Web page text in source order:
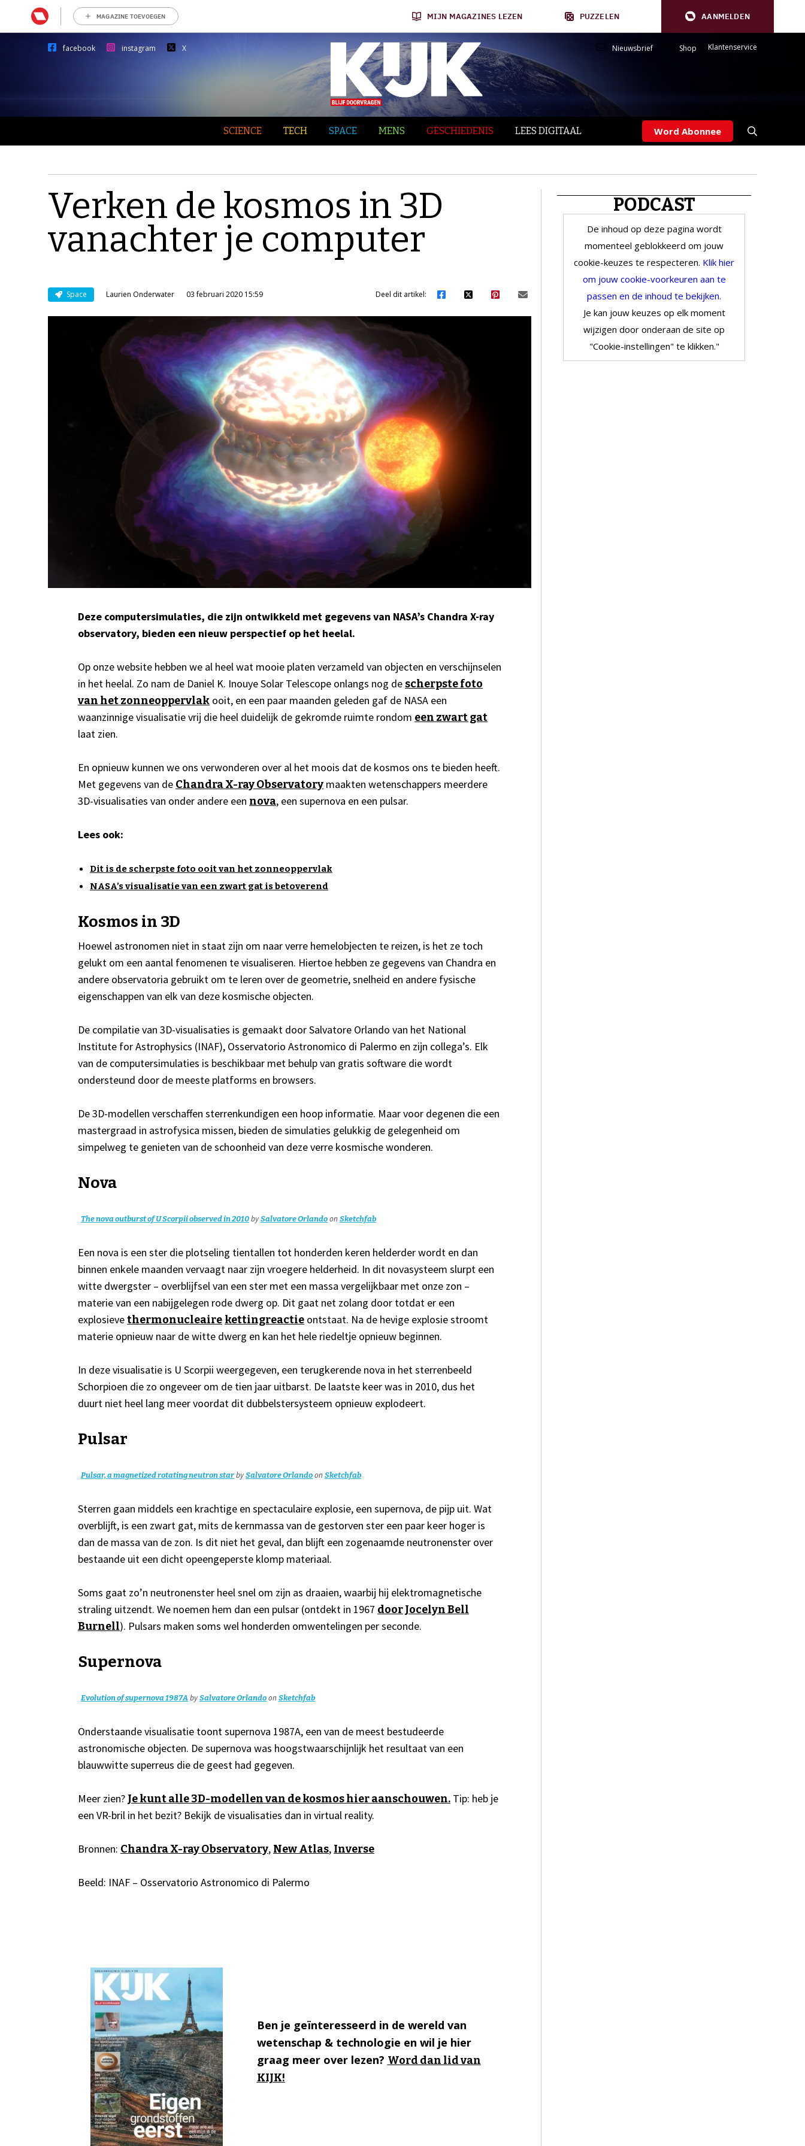
MAGAZINE TOEVOEGEN MIJN MAGAZINES LEZEN PUZZELEN AANMELDEN
facebook instagram X Nieuwsbrief Shop Klantenservice
SCIENCE TECH SPACE MENS GESCHIEDENIS LEES DIGITAAL Word Abonnee
Verken de kosmos in 3D
vanachter je computer
Space Laurien Onderwater 03 februari 2020 15:59 Deel dit artikel:
Deze computersimulaties, die zijn ontwikkeld met gegevens van NASA’s Chandra X-ray
observatory, bieden een nieuw perspectief op het heelal.
Op onze website hebben we al heel wat mooie platen verzameld van objecten en verschijnselen
in het heelal. Zo nam de Daniel K. Inouye Solar Telescope onlangs nog de scherpste foto
van het zonneoppervlak ooit, en een paar maanden geleden gaf de NASA een
waanzinnige visualisatie vrij die heel duidelijk de gekromde ruimte rondom een zwart gat
laat zien.
En opnieuw kunnen we ons verwonderen over al het moois dat de kosmos ons te bieden heeft.
Met gegevens van de Chandra X-ray Observatory maakten wetenschappers meerdere
3D-visualisaties van onder andere een nova, een supernova en een pulsar.
Lees ook:
Dit is de scherpste foto ooit van het zonneoppervlak
NASA’s visualisatie van een zwart gat is betoverend
Kosmos in 3D
Hoewel astronomen niet in staat zijn om naar verre hemelobjecten te reizen, is het ze toch
gelukt om een aantal fenomenen te visualiseren. Hiertoe hebben ze gegevens van Chandra en
andere observatoria gebruikt om te leren over de geometrie, snelheid en andere fysische
eigenschappen van elk van deze kosmische objecten.
De compilatie van 3D-visualisaties is gemaakt door Salvatore Orlando van het National
Institute for Astrophysics (INAF), Osservatorio Astronomico di Palermo en zijn collega’s. Elk
van de computersimulaties is beschikbaar met behulp van gratis software die wordt
ondersteund door de meeste platforms en browsers.
De 3D-modellen verschaffen sterrenkundigen een hoop informatie. Maar voor degenen die een
mastergraad in astrofysica missen, bieden de simulaties gelukkig de gelegenheid om
simpelweg te genieten van de schoonheid van deze verre kosmische wonderen.
Nova
The nova outburst of U Scorpii observed in 2010 by Salvatore Orlando on Sketchfab
Een nova is een ster die plotseling tientallen tot honderden keren helderder wordt en dan
binnen enkele maanden vervaagt naar zijn vroegere helderheid. In dit novasysteem slurpt een
witte dwergster – overblijfsel van een ster met een massa vergelijkbaar met onze zon –
materie van een nabijgelegen rode dwerg op. Dit gaat net zolang door totdat er een
explosievethermonucleaire kettingreactie ontstaat. Na de hevige explosie stroomt
materie opnieuw naar de witte dwerg en kan het hele riedeltje opnieuw beginnen.
In deze visualisatie is U Scorpii weergegeven, een terugkerende nova in het sterrenbeeld
Schorpioen die zo ongeveer om de tien jaar uitbarst. De laatste keer was in 2010, dus het
duurt niet heel lang meer voordat dit dubbelstersysteem opnieuw explodeert.
Pulsar
Pulsar, a magnetized rotating neutron star by Salvatore Orlando on Sketchfab
Sterren gaan middels een krachtige en spectaculaire explosie, een supernova, de pijp uit. Wat
overblijft, is een zwart gat, mits de kernmassa van de gestorven ster een paar keer hoger is
dan de massa van de zon. Is dit niet het geval, dan blijft een zogenaamde neutronenster over
bestaande uit een dicht opeengeperste klomp materiaal.
Soms gaat zo’n neutronenster heel snel om zijn as draaien, waarbij hij elektromagnetische
straling uitzendt. We noemen hem dan een pulsar (ontdekt in 1967 door Jocelyn Bell
Burnell). Pulsars maken soms wel honderden omwentelingen per seconde.
Supernova
Evolution of supernova 1987A by Salvatore Orlando on Sketchfab
Onderstaande visualisatie toont supernova 1987A, een van de meest bestudeerde
astronomische objecten. De supernova was hoogstwaarschijnlijk het resultaat van een
blauwwitte superreus die de geest had gegeven.
Meer zien? Je kunt alle 3D-modellen van de kosmos hier aanschouwen. Tip: heb je
een VR-bril in het bezit? Bekijk de visualisaties dan in virtual reality.
Bronnen: Chandra X-ray Observatory, New Atlas, Inverse
Beeld: INAF – Osservatorio Astronomico di Palermo
Ben je geïnteresseerd in de wereld van
wetenschap & technologie en wil je hier
graag meer over lezen? Word dan lid van
KIJK!
PODCAST
De inhoud op deze pagina wordt
momenteel geblokkeerd om jouw
cookie-keuzes te respecteren. Klik hier
om jouw cookie-voorkeuren aan te
passen en de inhoud te bekijken.
Je kan jouw keuzes op elk moment
wijzigen door onderaan de site op
"Cookie-instellingen" te klikken."